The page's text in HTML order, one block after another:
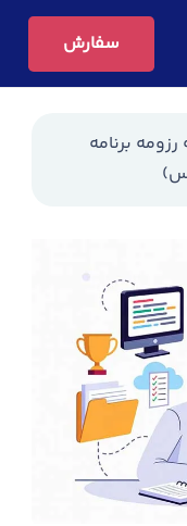
سفارش
رزومه برنامه